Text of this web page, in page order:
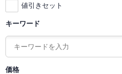
値引きセット
キーワード
価格